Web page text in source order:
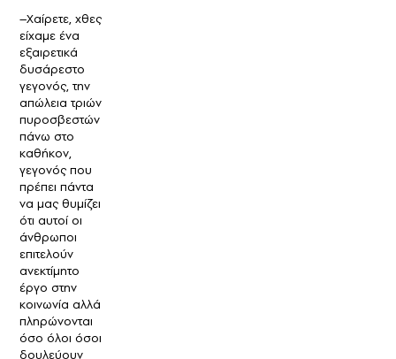
–Χαίρετε, χθες
είχαμε ένα
εξαιρετικά
δυσάρεστο
γεγονός, την
απώλεια τριών
πυροσβεστών
πάνω στο
καθήκον,
γεγονός που
πρέπει πάντα
να μας θυμίζει
ότι αυτοί οι
άνθρωποι
επιτελούν
ανεκτίμητο
έργο στην
κοινωνία αλλά
πληρώνονται
όσο όλοι όσοι
δουλεύουν